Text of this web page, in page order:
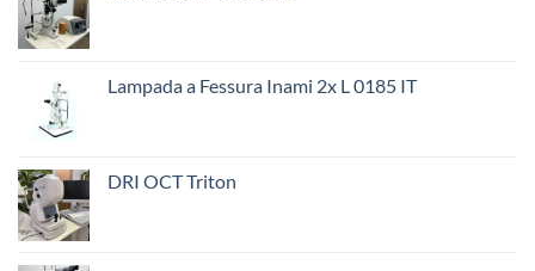
Lampada a Fessura Inami 2x L 0185 IT
DRI OCT Triton